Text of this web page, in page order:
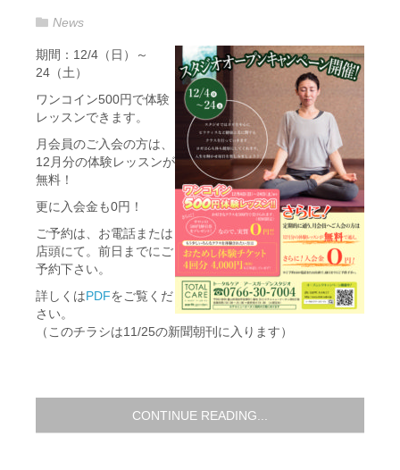
News
期間：12/4（日）～
24（土）
ワンコイン500円で体験
レッスンできます。
月会員のご入会の方は、
12月分の体験レッスンが
無料！
更に入会金も0円！
ご予約は、お電話または
店頭にて。前日までにご
予約下さい。
詳しくはPDFをご覧くだ
さい。
（このチラシは11/25の新聞朝刊に入ります）
CONTINUE READING...